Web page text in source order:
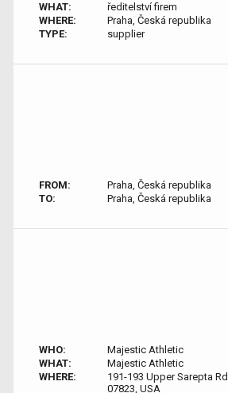
WHAT:
ředitelství firem
WHERE:
Praha, Česká republika
TYPE:
supplier
FROM:
Praha, Česká republika
TO:
Praha, Česká republika
WHO:
Majestic Athletic
WHAT:
Majestic Athletic
WHERE:
191-193 Upper Sarepta
07823, USA